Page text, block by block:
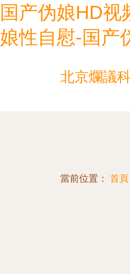
国产伪娘HD
娘性自慰-国产
北京爛議
當前位置： 首頁